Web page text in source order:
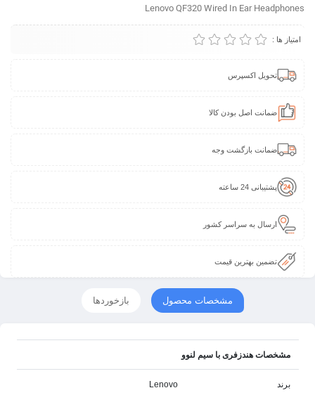
Lenovo QF320 Wired In Ear Headphones
امتیاز ها :
تحویل اکسپرس
ضمانت اصل بودن کالا
ضمانت بازگشت وجه
پشتیبانی 24 ساعته
ارسال به سراسر کشور
تضمین بهترین قیمت
مشخصات محصول بازخوردها
مشخصات هندزفری با سیم لنوو
برند Lenovo